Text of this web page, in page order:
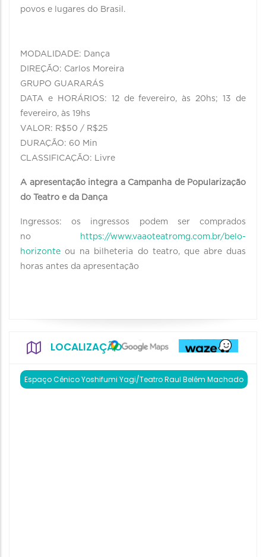
povos e lugares do Brasil.
MODALIDADE: Dança
DIREÇÃO: Carlos Moreira
GRUPO GUARARÁS
DATA e HORÁRIOS: 12 de fevereiro, às 20hs; 13 de
fevereiro, às 19hs
VALOR: R$50 / R$25
DURAÇÃO: 60 Min
CLASSIFICAÇÃO: Livre
A apresentação integra a Campanha de Popularização
do Teatro e da Dança
Ingressos: os ingressos podem ser comprados
no
https://www.vaaoteatromg.com.br/belo-
horizonte ou na bilheteria do teatro, que abre duas
horas antes da apresentação
LOCALIZAÇÃO
Espaço Cênico Yoshifumi Yagi/Teatro Raul Belém Machado